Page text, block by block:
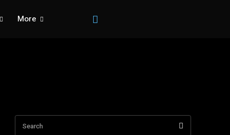
More
Search